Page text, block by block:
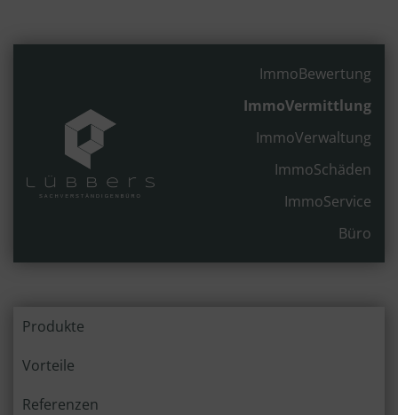
ImmoBewertung
ImmoVermittlung
ImmoVerwaltung
ImmoSchäden
ImmoService
Büro
Produkte
Vorteile
Referenzen